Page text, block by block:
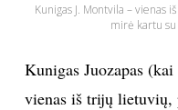
KULTŪRA
LAISVALAIKIS
Kunigas J. Montvila – vienas
mirė kartu
Kunigas Juozapas
vienas iš trijų lietuvių,